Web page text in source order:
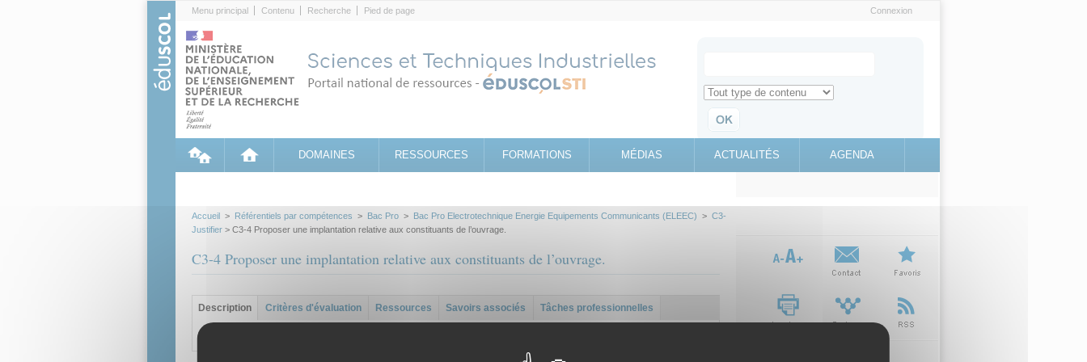
Menu principal Contenu Recherche Pied de page Connexion
Search for
Retrouvez toute l'information sur le site education.gouv.fr
DOMAINES RESSOURCES FORMATIONS MÉDIAS ACTUALITÉS AGENDA
Accueil > Référentiels par compétences > Bac Pro > Bac Pro Electrotechnique Energie Equipements Communicants (ELEEC) > C3-
Justifier > C3-4 Proposer une implantation relative aux constituants de l’ouvrage.
C3-4 Proposer une implantation relative aux constituants de l’ouvrage.
Groupe principal
Description (onglet
actif)
Critères d'évaluation Ressources Savoirs associés Tâches professionnelles